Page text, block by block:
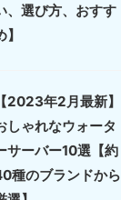
、選び方、おすす
】
【2023年2月最新】
しゃれなウォータ
サーバー10選【約
種のブランドから